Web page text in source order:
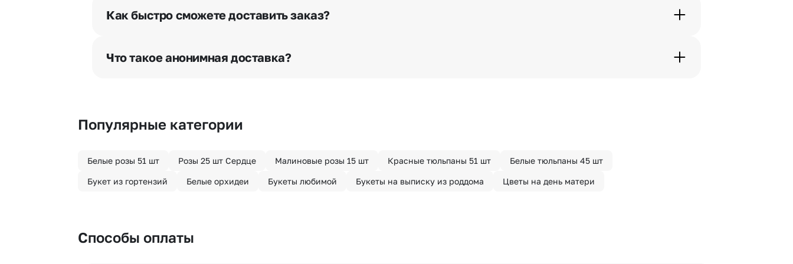
разрешения получателя, после чего высылается заказчику на указанный им почтовый адрес в срок от 1 до 3 дней. Услуга
бесплатная.
Как быстро сможете доставить заказ?
часа после оформления заказа.
Что такое анонимная доставка?
Популярные категории
Белые розы 51 шт Розы 25 шт Сердце Малиновые розы 15 шт Красные тюльпаны 51 шт Белые тюльпаны 45 шт
Букет из гортензий Белые орхидеи Букеты любимой Букеты на выписку из роддома Цветы на день матери
Способы оплаты